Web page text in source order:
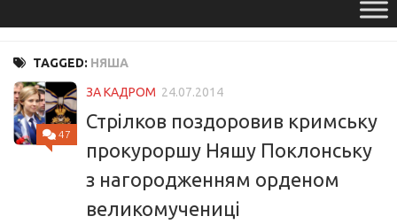
TAGGED: НЯША
47
ЗА КАДРОМ 24.07.2014
Стрілков поздоровив кримську
прокуроршу Няшу Поклонську
з нагородженням орденом
великомучениці